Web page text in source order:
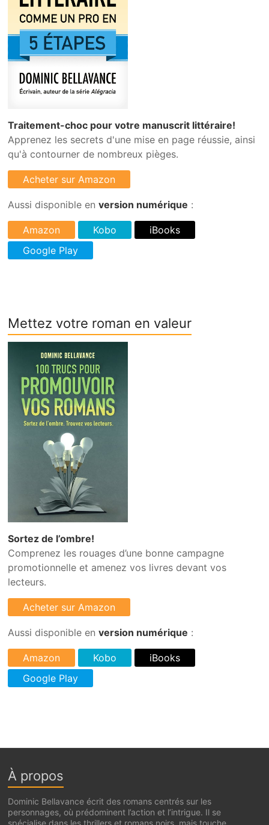
Traitement-choc pour votre manuscrit littéraire!
Apprenez les secrets d'une mise en page réussie, ainsi
qu'à contourner de nombreux pièges.
Aussi disponible enversion numérique :
Mettez votre roman en valeur
Sortez de l’ombre!
Comprenez les rouages d’une bonne campagne
promotionnelle et amenez vos livres devant vos
lecteurs.
Aussi disponible enversion numérique :
À propos
Dominic Bellavance écrit des romans centrés sur les
personnages, où prédominent l’action et l’intrigue. Il se
spécialise dans les thrillers et romans noirs, mais touche